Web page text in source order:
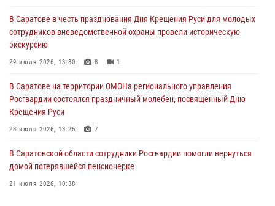
В Саратове в честь празднования Дня Крещения Руси для молодых
сотрудников вневедомственной охраны провели историческую
экскурсию
29 июля 2026, 13:30 8 1
В Саратове на территории ОМОНа регионального управления
Росгвардии состоялся праздничный молебен, посвященный Дню
Крещения Руси
28 июля 2026, 13:25 7
В Саратовской области сотрудники Росгвардии помогли вернуться
домой потерявшейся пенсионерке
21 июля 2026, 10:38